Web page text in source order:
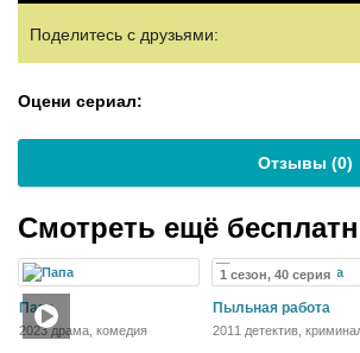
Поделитесь с друзьями:
Оцени сериал:
Отзывы (0)
Смотреть ещё
Папа
2023 драма, комедия
1 сезон, 40 серия
Пыльная работа
2011 детектив,